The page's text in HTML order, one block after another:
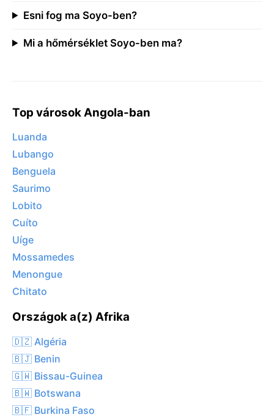
Esni fog ma Soyo-ben?
Mi a hőmérséklet Soyo-ben ma?
Top városok Angola-ban
Luanda
Lubango
Benguela
Saurimo
Lobito
Cuíto
Uíge
Mossamedes
Menongue
Chitato
Országok a(z) Afrika
🇩🇿 Algéria
🇧🇯 Benin
🇬🇼 Bissau-Guinea
🇧🇼 Botswana
🇧🇫 Burkina Faso